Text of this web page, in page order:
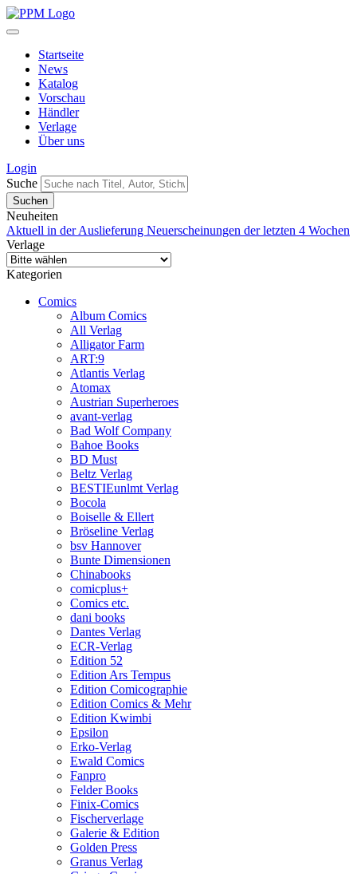
Startseite
News
Katalog
Vorschau
Händler
Verlage
Über uns
Login
Suche
Neuheiten
Aktuell in der Auslieferung Neuerscheinungen der letzten 4 Wochen
Verlage
Kategorien
Comics
Album Comics
All Verlag
Alligator Farm
ART:9
Atlantis Verlag
Atomax
Austrian Superheroes
avant-verlag
Bad Wolf Company
Bahoe Books
BD Must
Beltz Verlag
BESTIEunlmt Verlag
Bocola
Boiselle & Ellert
Bröseline Verlag
bsv Hannover
Bunte Dimensionen
Chinabooks
comicplus+
Comics etc.
dani books
Dantes Verlag
ECR-Verlag
Edition 52
Edition Ars Tempus
Edition Comicographie
Edition Comics & Mehr
Edition Kwimbi
Epsilon
Erko-Verlag
Ewald Comics
Fanpro
Felder Books
Finix-Comics
Fischerverlage
Galerie & Edition
Golden Press
Granus Verlag